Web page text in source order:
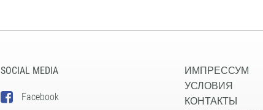
SOCIAL MEDIA
Facebook
ИМПРЕССУМ
УСЛОВИЯ
КОНТАКТЫ